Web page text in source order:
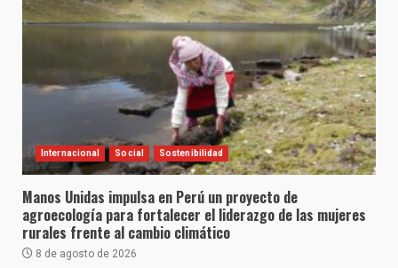
Internacional Social Sostenibilidad
Manos Unidas impulsa en Perú un proyecto de
agroecología para fortalecer el liderazgo de las mujeres
rurales frente al cambio climático
8 de agosto de 2026